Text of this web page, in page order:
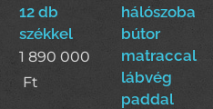
12 db
székkel
1 890 000
Ft
hálószoba
bútor
matraccal
lábvég
paddal